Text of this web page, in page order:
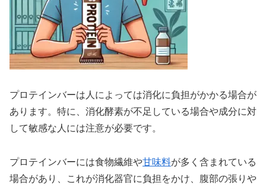
プロテインバーは人によっては消化に負担がかかる場合が
あります。特に、消化酵素が不足している場合や成分に対
して敏感な人には注意が必要です。
プロテインバーには食物繊維や甘味料が多く含まれている
場合があり、これが消化器官に負担をかけ、腹部の張りや